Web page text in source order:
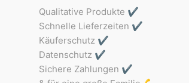
Qualitative Produkte ✔️
Schnelle Lieferzeiten ✔️
Käuferschutz ✔️
Datenschutz ✔️
Sichere Zahlungen ✔️